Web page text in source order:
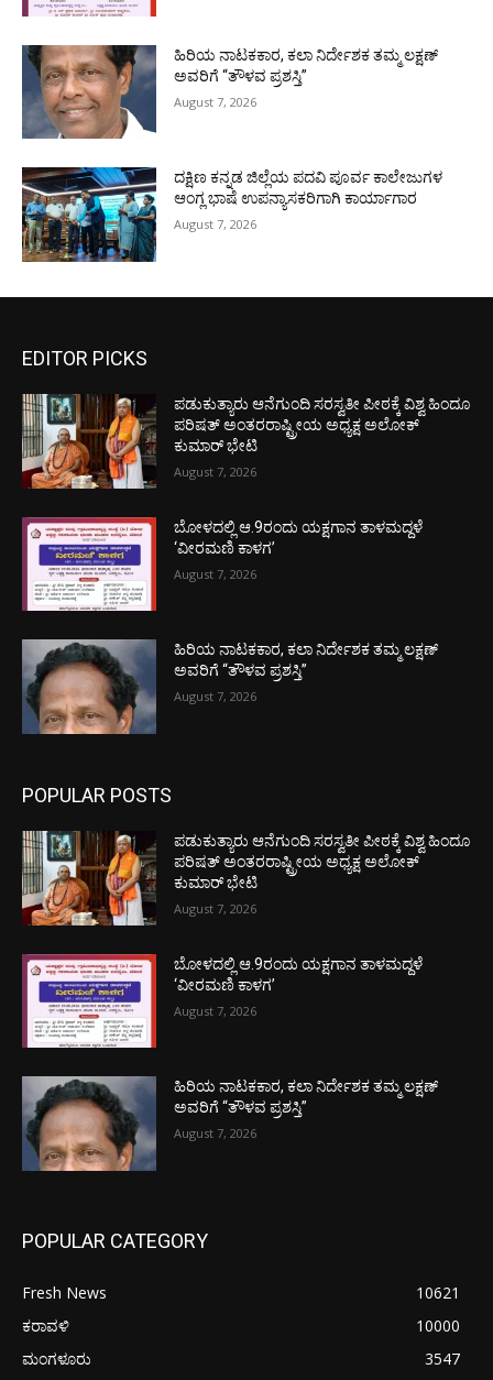
ಹಿರಿಯ ನಾಟಕಕಾರ, ಕಲಾ ನಿರ್ದೇಶಕ ತಮ್ಮ ಲಕ್ಷಣ್
ಅವರಿಗೆ “ತೌಳವ ಪ್ರಶಸ್ತಿ”
August 7, 2026
ದಕ್ಷಿಣ ಕನ್ನಡ ಜಿಲ್ಲೆಯ ಪದವಿ ಪೂರ್ವ ಕಾಲೇಜುಗಳ
ಆಂಗ್ಲ ಭಾಷೆ ಉಪನ್ಯಾಸಕರಿಗಾಗಿ ಕಾರ್ಯಾಗಾರ
August 7, 2026
EDITOR PICKS
ಪಡುಕುತ್ಯಾರು ಆನೆಗುಂದಿ ಸರಸ್ವತೀ ಪೀಠಕ್ಕೆ ವಿಶ್ವ ಹಿಂದೂ
ಪರಿಷತ್ ಅಂತರರಾಷ್ಟ್ರೀಯ ಅಧ್ಯಕ್ಷ ಅಲೋಕ್
ಕುಮಾರ್ ಭೇಟಿ
August 7, 2026
ಬೋಳದಲ್ಲಿ ಆ.9ರಂದು ಯಕ್ಷಗಾನ ತಾಳಮದ್ದಳೆ
‘ವೀರಮಣಿ ಕಾಳಗ’
August 7, 2026
ಹಿರಿಯ ನಾಟಕಕಾರ, ಕಲಾ ನಿರ್ದೇಶಕ ತಮ್ಮ ಲಕ್ಷಣ್
ಅವರಿಗೆ “ತೌಳವ ಪ್ರಶಸ್ತಿ”
August 7, 2026
POPULAR POSTS
ಪಡುಕುತ್ಯಾರು ಆನೆಗುಂದಿ ಸರಸ್ವತೀ ಪೀಠಕ್ಕೆ ವಿಶ್ವ ಹಿಂದೂ
ಪರಿಷತ್ ಅಂತರರಾಷ್ಟ್ರೀಯ ಅಧ್ಯಕ್ಷ ಅಲೋಕ್
ಕುಮಾರ್ ಭೇಟಿ
August 7, 2026
ಬೋಳದಲ್ಲಿ ಆ.9ರಂದು ಯಕ್ಷಗಾನ ತಾಳಮದ್ದಳೆ
‘ವೀರಮಣಿ ಕಾಳಗ’
August 7, 2026
ಹಿರಿಯ ನಾಟಕಕಾರ, ಕಲಾ ನಿರ್ದೇಶಕ ತಮ್ಮ ಲಕ್ಷಣ್
ಅವರಿಗೆ “ತೌಳವ ಪ್ರಶಸ್ತಿ”
August 7, 2026
POPULAR CATEGORY
Fresh News
10621
ಕರಾವಳಿ
10000
ಮಂಗಳೂರು
3547